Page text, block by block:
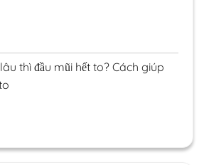
thì đầu mũi hết to? Cách giúp